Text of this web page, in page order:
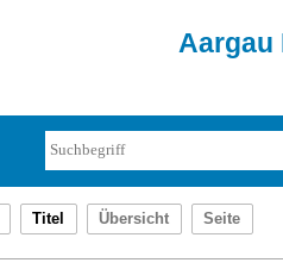
Aargau
Titel Übersicht Seite